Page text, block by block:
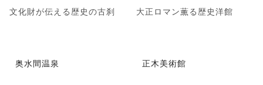
文化財が伝える歴史の古刹 大正ロマン薫る歴史洋館
奥水間温泉 正木美術館